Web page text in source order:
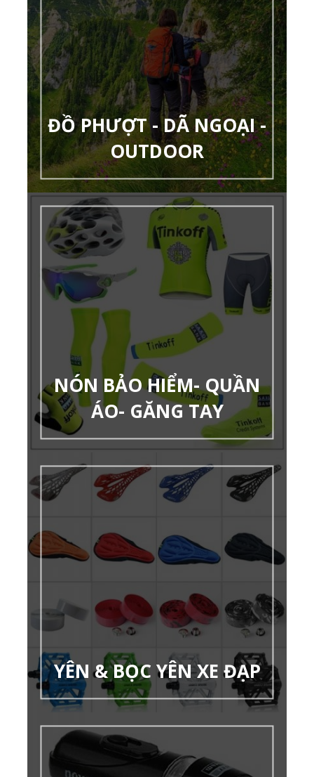
ĐỒ PHƯỢT - DÃ NGOẠI -
OUTDOOR
NÓN BẢO HIỂM- QUẦN
ÁO- GĂNG TAY
YÊN & BỌC YÊN XE ĐẠP